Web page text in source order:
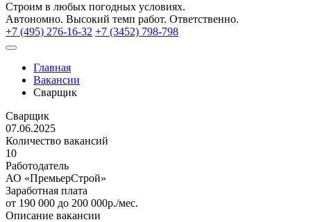
Строим в любых погодных условиях.
Автономно. Высокий темп работ. Ответственно.
+7 (495) 276-16-32 +7 (3452) 798-798
Главная
Вакансии
Сварщик
Сварщик
07.06.2025
Количество вакансий
10
Работодатель
АО «ПремьерСтрой»
Заработная плата
от 190 000 до 200 000р./мес.
Описание вакансии